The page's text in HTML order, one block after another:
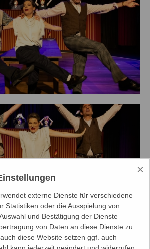
×
externe Dienste für verschiedene
Statistiken oder die Ausspielung von
und Bestätigung der Dienste
von Daten an diese Dienste zu.
diese Website setzen ggf. auch